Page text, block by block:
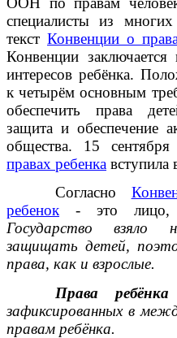
специалисты из
текст Конвенции о
Конвенции
интересов ребёнка.
к четырём основным
обеспечить права
защита и обеспечение
общества. 15
правах ребенка вступила
Согласно
ребенок- это лицо,
Государство взяло
защищать детей,
права, как и взрослые.
Права ребёнка
зафиксированных в
правам ребёнка.